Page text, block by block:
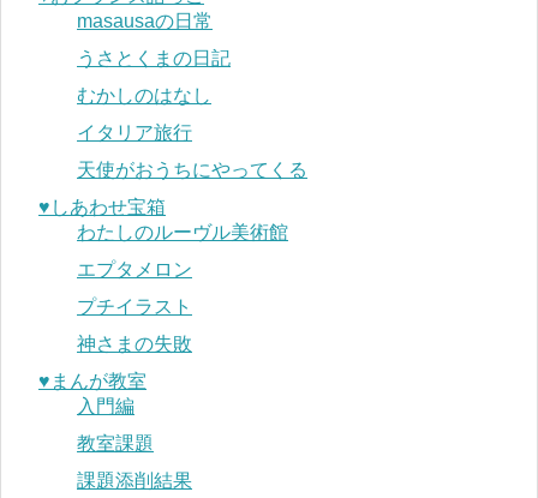
masausaの日常
うさとくまの日記
むかしのはなし
イタリア旅行
天使がおうちにやってくる
♥︎しあわせ宝箱
わたしのルーヴル美術館
エプタメロン
プチイラスト
神さまの失敗
♥︎まんが教室
入門編
教室課題
課題添削結果